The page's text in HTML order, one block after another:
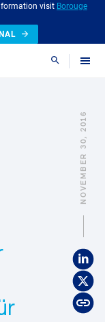
visit Borouge
Search
NOVEMBER 30, 2016